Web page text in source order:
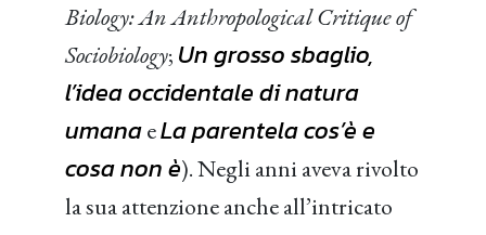
Biology: An Anthropological Critique of
Sociobiology; Un grosso sbaglio,
l’idea occidentale di natura
umanaeLa parentela cos’è e
cosa non è). Negli anni aveva rivolto
la sua attenzione anche all’intricato